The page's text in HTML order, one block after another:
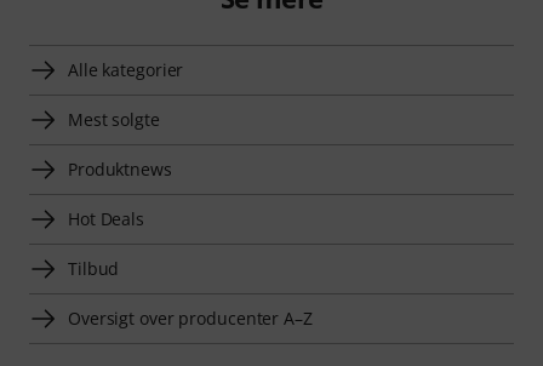
Alle kategorier
Mest solgte
Produktnews
Hot Deals
Tilbud
Oversigt over producenter A–Z